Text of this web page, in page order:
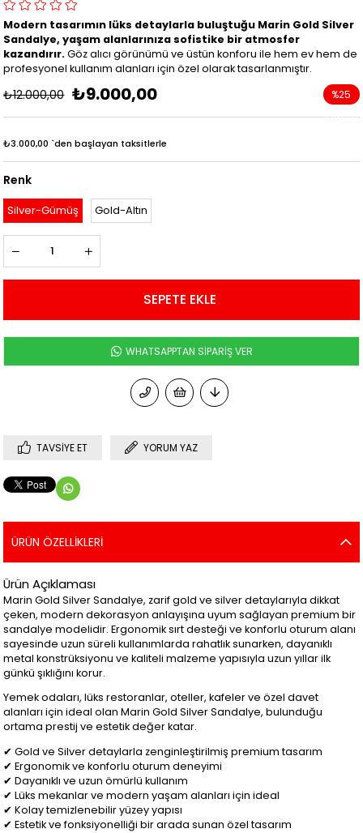
Modern tasarımın lüks detaylarla buluştuğu Marin Gold Silver
Sandalye, yaşam alanlarınıza sofistike bir atmosfer
kazandırır.Göz alıcı görünümü ve üstün konforu ile hem ev hem de
profesyonel kullanım alanları için özel olarak tasarlanmıştır.
₺12.000,00 ₺9.000,00 %25
İndirim
₺3.000,00 `den başlayan taksitlerle
Renk
Silver-Gümüş Gold-Altın
WHATSAPPTAN SİPARİŞ VER
TAVSIYE ET YORUM YAZ
ÜRÜN ÖZELLIKLERI
Ürün Açıklaması
Marin Gold Silver Sandalye, zarif gold ve silver detaylarıyla dikkat
çeken, modern dekorasyon anlayışına uyum sağlayan premium bir
sandalye modelidir. Ergonomik sırt desteği ve konforlu oturum alanı
sayesinde uzun süreli kullanımlarda rahatlık sunarken, dayanıklı
metal konstrüksiyonu ve kaliteli malzeme yapısıyla uzun yıllar ilk
günkü şıklığını korur.
Yemek odaları, lüks restoranlar, oteller, kafeler ve özel davet
alanları için ideal olan Marin Gold Silver Sandalye, bulunduğu
ortama prestij ve estetik değer katar.
✔ Gold ve Silver detaylarla zenginleştirilmiş premium tasarım
✔ Ergonomik ve konforlu oturum deneyimi
✔ Dayanıklı ve uzun ömürlü kullanım
✔ Lüks mekanlar ve modern yaşam alanları için ideal
✔ Kolay temizlenebilir yüzey yapısı
✔ Estetik ve fonksiyonelliği bir arada sunan özel tasarım